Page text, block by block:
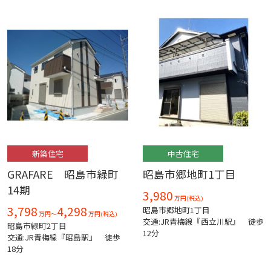
新築住宅
GRAFARE 昭島市緑町
14期
3,798 万円～4,298 万円(税込)
昭島市緑町2丁目
交通:JR青梅線『昭島駅』 徒歩
18分
中古住宅
昭島市郷地町1丁目
3,980 万円(税込)
昭島市郷地町1丁目
交通:JR青梅線『西立川駅』 徒歩
12分